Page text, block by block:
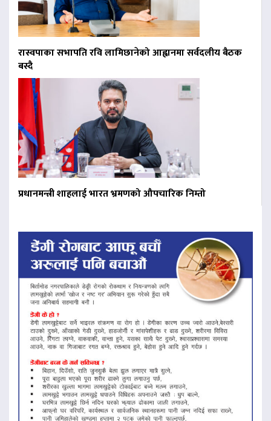
रास्वपाका सभापति रवि लामिछानेको आह्वानमा सर्वदलीय बैठक
बस्दै
प्रधानमन्त्री शाहलाई भारत भ्रमणको औपचारिक निम्तो